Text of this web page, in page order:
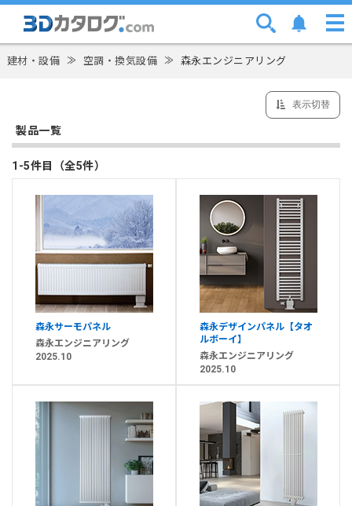
建材・設備 ≫ 空調・換気設備 ≫ 森永エンジニアリング
表示切替
製品一覧
1-5件目（全5件）
森永サーモパネル
森永エンジニアリング
2025.10
森永デザインパネル【タオ
ルボーイ】
森永エンジニアリング
2025.10